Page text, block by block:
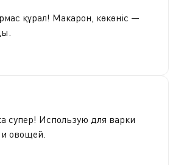
құрал! Макарон, көкөніс —
супер! Использую для варки
овощей.